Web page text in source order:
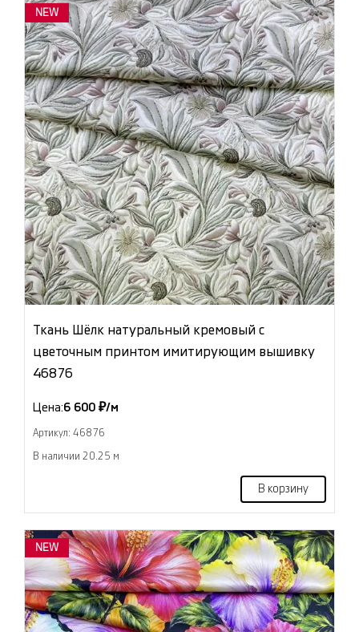
NEW
Ткань Шёлк натуральный кремовый с
цветочным принтом имитирующим вышивку
46876
Цена:6 600 ₽/м
Артикул: 46876
В наличии 20.25 м
В корзину
NEW